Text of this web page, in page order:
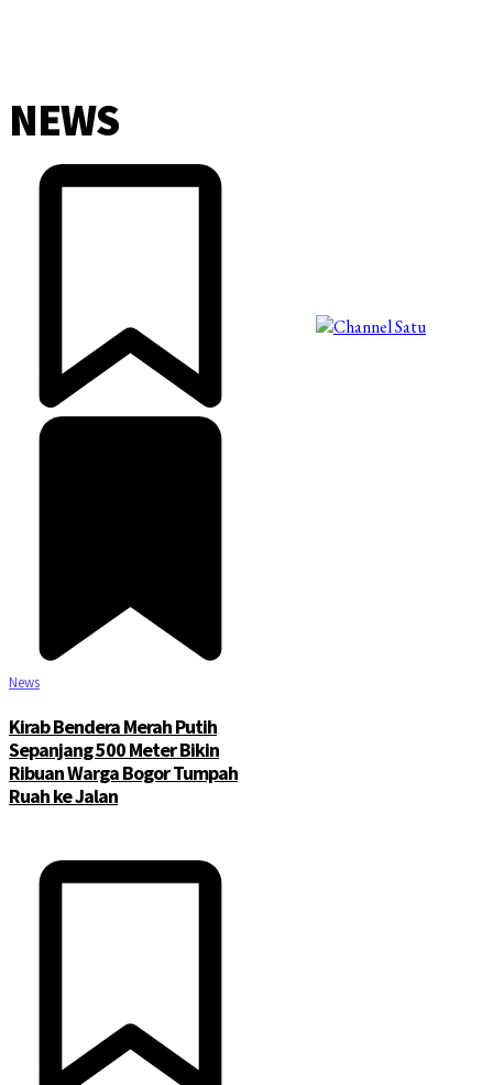
NEWS
News
Kirab Bendera Merah Putih
Sepanjang 500 Meter Bikin
Ribuan Warga Bogor Tumpah
Ruah ke Jalan